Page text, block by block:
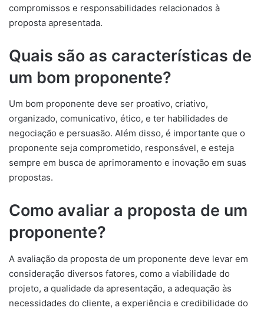
compromissos e responsabilidades relacionados à
proposta apresentada.
Quais são as características de
um bom proponente?
Um bom proponente deve ser proativo, criativo,
organizado, comunicativo, ético, e ter habilidades de
negociação e persuasão. Além disso, é importante que o
proponente seja comprometido, responsável, e esteja
sempre em busca de aprimoramento e inovação em suas
propostas.
Como avaliar a proposta de um
proponente?
A avaliação da proposta de um proponente deve levar em
consideração diversos fatores, como a viabilidade do
projeto, a qualidade da apresentação, a adequação às
necessidades do cliente, a experiência e credibilidade do